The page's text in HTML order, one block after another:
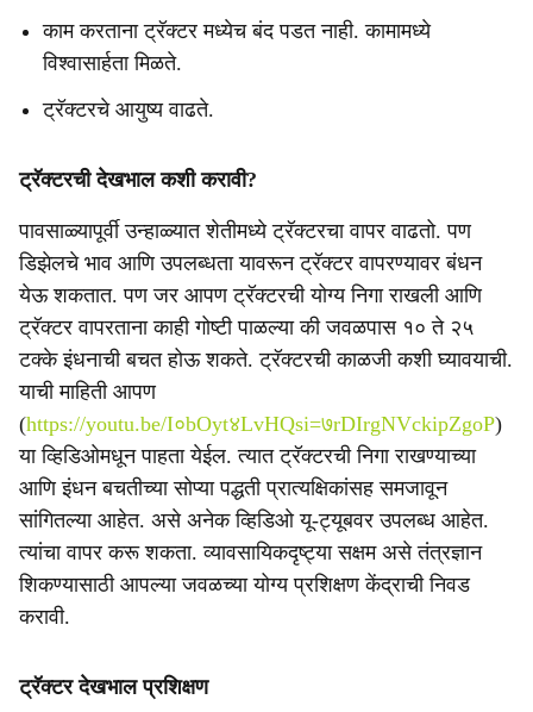
काम करताना ट्रॅक्टर मध्येच बंद पडत नाही. कामामध्ये
विश्वासार्हता मिळते.
ट्रॅक्टरचे आयुष्य वाढते.
ट्रॅक्टरची देखभाल कशी करावी?
पावसाळ्यापूर्वी उन्हाळ्यात शेतीमध्ये ट्रॅक्टरचा वापर वाढतो. पण
डिझेलचे भाव आणि उपलब्धता यावरून ट्रॅक्टर वापरण्यावर बंधन
येऊ शकतात. पण जर आपण ट्रॅक्टरची योग्य निगा राखली आणि
ट्रॅक्टर वापरताना काही गोष्टी पाळल्या की जवळपास १० ते २५
टक्के इंधनाची बचत होऊ शकते. ट्रॅक्टरची काळजी कशी घ्यावयाची.
याची माहिती आपण
(https://youtu.be/I०bOyt४LvHQsi=७rDIrgNVckipZgoP)
या व्हिडिओमधून पाहता येईल. त्यात ट्रॅक्टरची निगा राखण्याच्या
आणि इंधन बचतीच्या सोप्या पद्धती प्रात्यक्षिकांसह समजावून
सांगितल्या आहेत. असे अनेक व्हिडिओ यू-ट्यूबवर उपलब्ध आहेत.
त्यांचा वापर करू शकता. व्यावसायिकदृष्ट्या सक्षम असे तंत्रज्ञान
शिकण्यासाठी आपल्या जवळच्या योग्य प्रशिक्षण केंद्राची निवड
करावी.
ट्रॅक्टर देखभाल प्रशिक्षण